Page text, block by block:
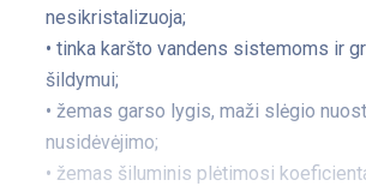
nesikristalizuoja;
• tinka karšto vandens sistemoms ir
šildymui;
• žemas garso lygis, maži slėgio
nusidėvėjimo;
• žemas šiluminis plėtimosi